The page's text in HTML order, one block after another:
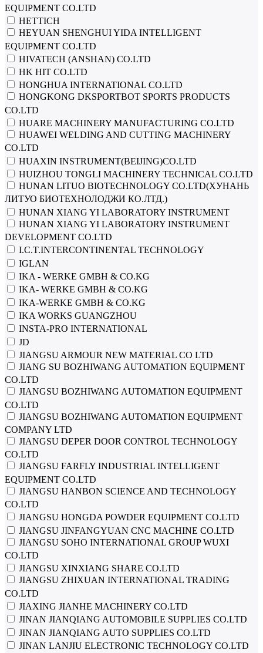
EQUIPMENT CO.LTD
HETTICH
HEYUAN SHENGHUI YIDA INTELLIGENT
EQUIPMENT CO.LTD
HIVATECH (ANSHAN) CO.LTD
HK HIT CO.LTD
HONGHUA INTERNATIONAL CO.LTD
HONGKONG DKSPORTBOT SPORTS PRODUCTS
CO.LTD
HUARE MACHINERY MANUFACTURING CO.LTD
HUAWEI WELDING AND CUTTING MACHINERY
CO.LTD
HUAXIN INSTRUMENT(BEIJING)CO.LTD
HUIZHOU TONGLI MACHINERY TECHNICAL CO.LTD
HUNAN LITUO BIOTECHNOLOGY СО.LTD(ХУНАНЬ
ЛИТУО БИОТЕХНОЛОДЖИ КО.ЛТД.)
HUNAN XIANG YI LABORATORY INSTRUMENT
HUNAN XIANG YI LABORATORY INSTRUMENT
DEVELOPMENT CO.LTD
I.C.T.INTERCONTINENTAL TECHNOLOGY
IGLAN
IKA - WERKE GMBH & CO.KG
IKA- WERKE GMBH & CO.KG
IKA-WERKE GMBH & CO.KG
IKA WORKS GUANGZHOU
INSTA-PRO INTERNATIONAL
JD
JIANGSU ARMOUR NEW MATERIAL CO LTD
JIANG SU BOZHIWANG AUTOMATION EQUIPMENT
CO.LTD
JIANGSU BOZHIWANG AUTOMATION EQUIPMENT
CO.LTD
JIANGSU BOZHIWANG AUTOMATION EQUIPMENT
COMPANY LTD
JIANGSU DEPER DOOR CONTROL TECHNOLOGY
CO.LTD
JIANGSU FARFLY INDUSTRIAL INTELLIGENT
EQUIPMENT CO.LTD
JIANGSU HANBON SCIENCE AND TECHNOLOGY
CO.LTD
JIANGSU HONGDA POWDER EQUIPMENT CO.LTD
JIANGSU JINFANGYUAN CNC MACHINE CO.LTD
JIANGSU SOHO INTERNATIONAL GROUP WUXI
CO.LTD
JIANGSU XINXIANG SHARE CO.LTD
JIANGSU ZHIXUAN INTERNATIONAL TRADING
CO.LTD
JIAXING JIANHE MACHINERY CO.LTD
JINAN JIANQIANG AUTOMOBILE SUPPLIES CO.LTD
JINAN JIANQIANG AUTO SUPPLIES CO.LTD
JINAN LANJIU ELECTRONIC TECHNOLOGY CO.LTD